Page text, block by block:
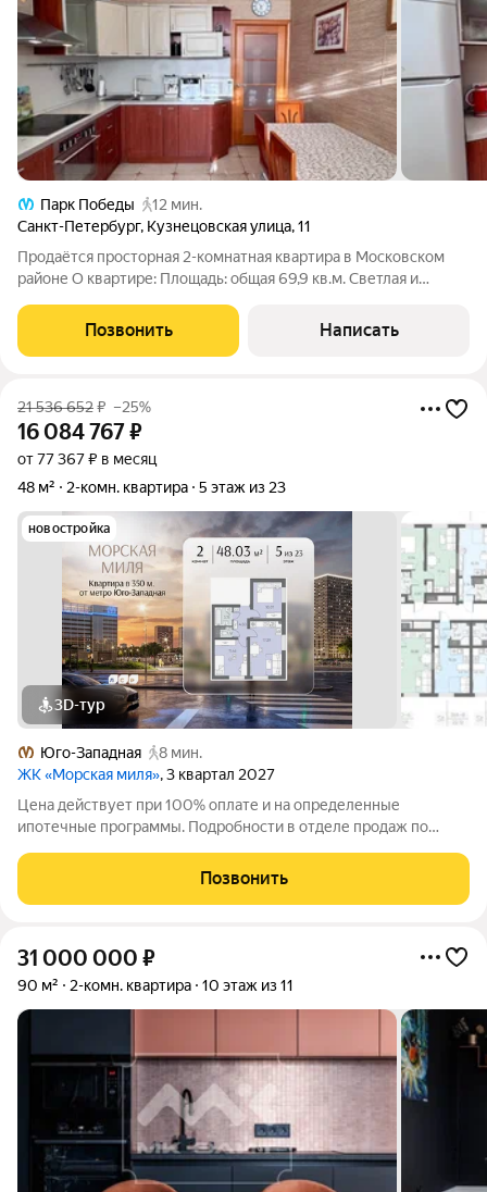
Парк Победы
12 мин.
Санкт-Петербург, Кузнецовская улица,11
Продаётся просторная 2-комнатная квартира в Московском
районе О квартире: Площадь: общая 69,9 кв.м. Светлая и
Большая и вместительная гардеробная - Сауна Окна: все
выходят на запад.
Позвонить Написать
21 536 652₽ –25%
16 084 767₽
от 77 367 ₽ в месяц
48 м²
2-комн. квартира 5 этаж из 23
новостройка
3D-тур
Юго-Западная
8 мин.
ЖК «Морская миля», 3 квартал 2027
Цена действует при 100% оплате и на определенные
ипотечные программы. Подробности в отделе продаж по
миля» на 5 этаже. Общая площадь составляет 48.03 кв. м.
Квартира с чистовой отделкой. Жилой
Позвонить
31 000 000 ₽
90 м² 2-комн. квартира 10 этаж из 11